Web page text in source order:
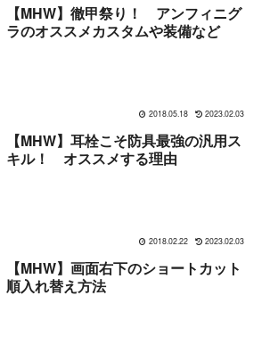
【MHW】徹甲祭り！ アンフィニグ
ラのオススメカスタムや装備など
2018.05.18 2023.02.03
【MHW】耳栓こそ防具最強の汎用ス
キル！ オススメする理由
2018.02.22 2023.02.03
【MHW】画面右下のショートカット
順入れ替え方法